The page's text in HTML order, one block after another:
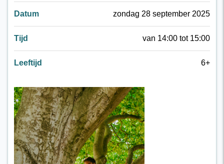
Datum zondag 28 september 2025
Tijd van 14:00 tot 15:00
Leeftijd 6+